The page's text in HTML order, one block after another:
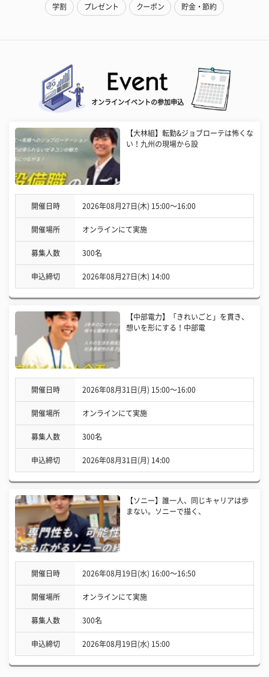
学割 プレゼント クーポン 貯金・節約
オンラインイベントの参加申込
【大林組】転勤&ジョブローテは怖くな
い！九州の現場から設
開催日時 2026年08月27日(木) 15:00〜16:00
開催場所 オンラインにて実施
募集人数 300名
申込締切 2026年08月27日(木) 14:00
【中部電力】「きれいごと」を貫き、
想いを形にする！中部電
開催日時 2026年08月31日(月) 15:00〜16:00
開催場所 オンラインにて実施
募集人数 300名
申込締切 2026年08月31日(月) 14:00
【ソニー】誰一人、同じキャリアは歩
まない。ソニーで描く、
開催日時 2026年08月19日(水) 16:00〜16:50
開催場所 オンラインにて実施
募集人数 300名
申込締切 2026年08月19日(水) 15:00